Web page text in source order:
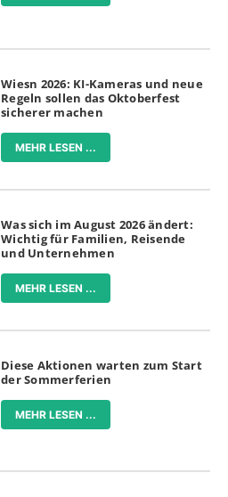
Wiesn 2026: KI-Kameras und neue
Regeln sollen das Oktoberfest
sicherer machen
MEHR LESEN ...
Was sich im August 2026 ändert:
Wichtig für Familien, Reisende
und Unternehmen
MEHR LESEN ...
Diese Aktionen warten zum Start
der Sommerferien
MEHR LESEN ...